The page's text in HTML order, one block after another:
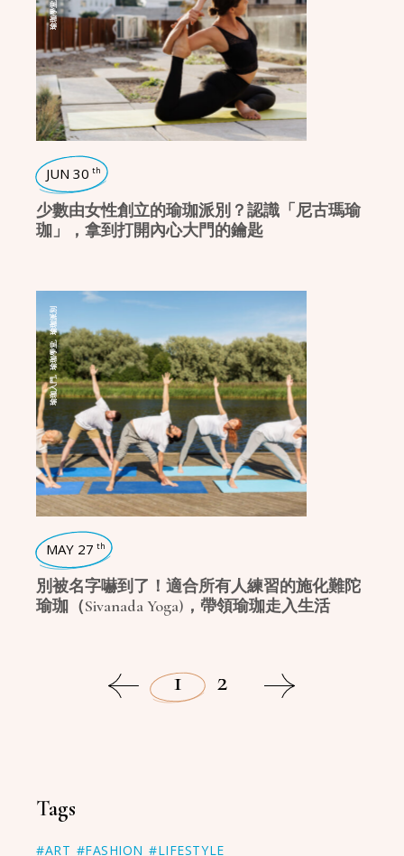
瑜珈學堂
JUN 30 th
少數由女性創立的瑜珈派別？認識「尼古瑪瑜
珈」，拿到打開內心大門的鑰匙
瑜珈入門
瑜珈學堂
瑜珈派別
MAY 27 th
別被名字嚇到了！適合所有人練習的施化難陀
瑜珈（Sivanada Yoga)，帶領瑜珈走入生活
1 2
Tags
#ART #FASHION #LIFESTYLE